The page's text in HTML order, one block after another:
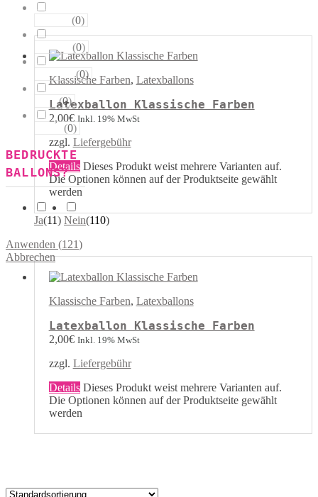
Klassische Farben, Latexballons
Latexballon Klassische Farben
2,00€ Inkl. 19% MwSt
zzgl. Liefergebühr
Details Dieses Produkt weist mehrere Varianten auf.
Die Optionen können auf der Produktseite gewählt
werden
Klassische Farben, Latexballons
Latexballon Klassische Farben
2,00€ Inkl. 19% MwSt
zzgl. Liefergebühr
Details Dieses Produkt weist mehrere Varianten auf.
Die Optionen können auf der Produktseite gewählt
werden
(0)
Portale (0)
Figuren (0)
123 (0)
(0)
BEDRUCKTE
BALLONS?
Ja(11) Nein(110)
Anwenden (121)
Abbrechen